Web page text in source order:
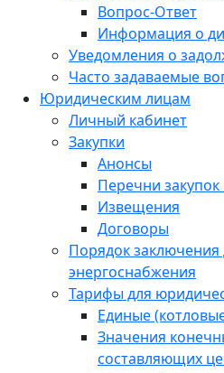
Вопрос-Ответ
Информация о
Уведомления о
Часто задаваемые
Юридическим лицам
Личный кабинет
Закупки
Анонсы
Перечни
Извещения
Договоры
Порядок заключения
энергоснабжения
Тарифы для
Единые
Значения
составляющих